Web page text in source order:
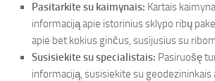
Pasitarkite su kaimynais: Kartais
informaciją apie istorinius sklypo ribų
apie bet kokius ginčus, susijusius su
Susisiekite su specialistais: Pasiruošę
informaciją, susisiekite su geodezininkais